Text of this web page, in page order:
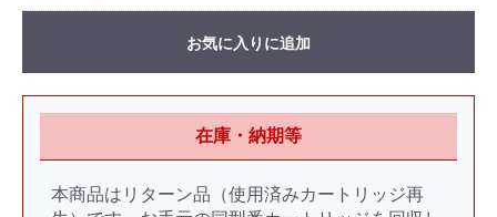
お気に入りに追加
在庫・納期等
本商品はリターン品（使用済みカートリッジ再